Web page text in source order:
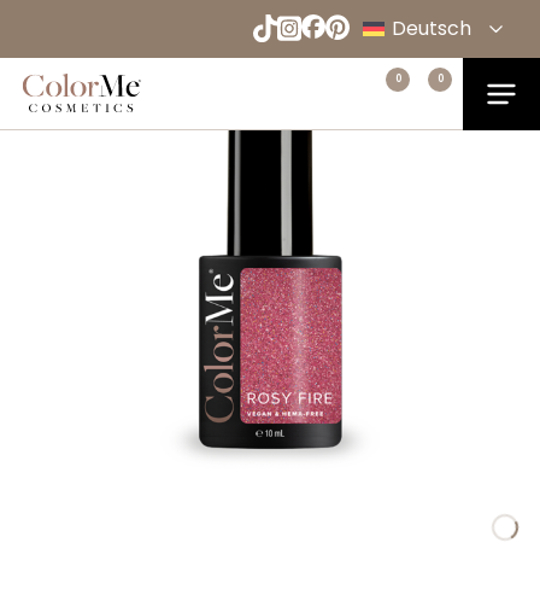
English
Español
Deutsch
Français
Home 0 0